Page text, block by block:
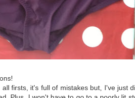
firsts, it's full of mistakes but, I've just